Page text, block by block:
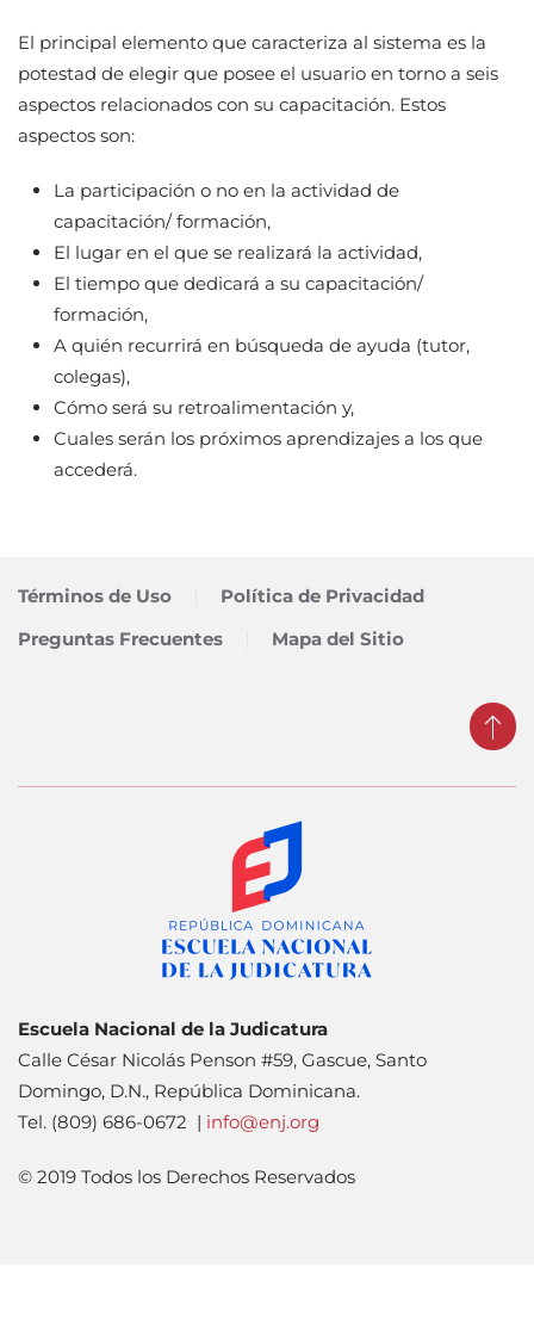
El principal elemento que caracteriza al sistema es la
potestad de elegir que posee el usuario en torno a seis
aspectos relacionados con su capacitación. Estos
aspectos son:
La participación o no en la actividad de
capacitación/ formación,
El lugar en el que se realizará la actividad,
El tiempo que dedicará a su capacitación/
formación,
A quién recurrirá en búsqueda de ayuda (tutor,
colegas),
Cómo será su retroalimentación y,
Cuales serán los próximos aprendizajes a los que
accederá.
Términos de Uso
Política de Privacidad
Preguntas Frecuentes
Mapa del Sitio
Escuela Nacional de la Judicatura
Calle César Nicolás Penson #59, Gascue, Santo
Domingo, D.N., República Dominicana.
Tel. (809) 686-0672 | info@enj.org
© 2019 Todos los Derechos Reservados